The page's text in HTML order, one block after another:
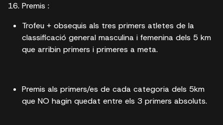
Premis :
Trofeu + obsequis als tres primers atletes de la
classificació general masculina i femenina dels 5 km
que arribin primers i primeres a meta.
Premis als primers/es de cada categoria dels 5km
que NO hagin quedat entre els 3 primers absoluts.